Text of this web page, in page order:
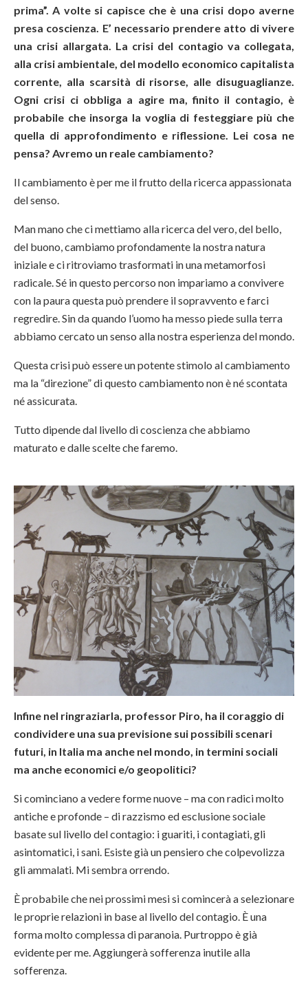
prima”. A volte si capisce che è una crisi dopo averne
presa coscienza. E’ necessario prendere atto di vivere
una crisi allargata. La crisi del contagio va collegata,
alla crisi ambientale, del modello economico capitalista
corrente, alla scarsità di risorse, alle disuguaglianze.
Ogni crisi ci obbliga a agire ma, finito il contagio, è
probabile che insorga la voglia di festeggiare più che
quella di approfondimento e riflessione. Lei cosa ne
pensa? Avremo un reale cambiamento?
Il cambiamento è per me il frutto della ricerca appassionata
del senso.
Man mano che ci mettiamo alla ricerca del vero, del bello,
del buono, cambiamo profondamente la nostra natura
iniziale e ci ritroviamo trasformati in una metamorfosi
radicale. Sé in questo percorso non impariamo a convivere
con la paura questa può prendere il sopravvento e farci
regredire. Sin da quando l’uomo ha messo piede sulla terra
abbiamo cercato un senso alla nostra esperienza del mondo.
Questa crisi può essere un potente stimolo al cambiamento
ma la “direzione” di questo cambiamento non è né scontata
né assicurata.
Tutto dipende dal livello di coscienza che abbiamo
maturato e dalle scelte che faremo.
Infine nel ringraziarla, professor Piro, ha il coraggio di
condividere una sua previsione sui possibili scenari
futuri, in Italia ma anche nel mondo, in termini sociali
ma anche economici e/o geopolitici?
Si cominciano a vedere forme nuove – ma con radici molto
antiche e profonde – di razzismo ed esclusione sociale
basate sul livello del contagio: i guariti, i contagiati, gli
asintomatici, i sani. Esiste già un pensiero che colpevolizza
gli ammalati. Mi sembra orrendo.
È probabile che nei prossimi mesi si comincerà a selezionare
le proprie relazioni in base al livello del contagio. È una
forma molto complessa di paranoia. Purtroppo è già
evidente per me. Aggiungerà sofferenza inutile alla
sofferenza.